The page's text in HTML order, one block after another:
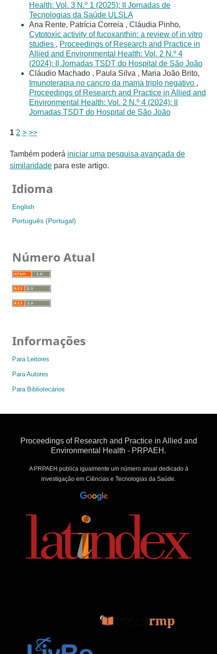
Health: Vol. 3 N.º 1 (2025): II Jornadas de
Tecnologias da Saúde ULSLA
Ana Rente, Patrícia Correia , Cláudia Pinho,
Cytotoxic activity of fucoxanthin: a review of in vitro
studies , Proceedings of Research and Practice in
Allied and Environmental Health: Vol. 2 N.º 4
(2024): II Jornadas TSDT do Hospital de São João
Cláudio Machado , Paula Silva , Maria João Brito,
Imunoterapia no cancro da mama triplo negativo ,
Proceedings of Research and Practice in Allied and
Environmental Health: Vol. 2 N.º 4 (2024): II
Jornadas TSDT do Hospital de São João
1 2 > >>
Também poderá iniciar uma pesquisa avançada de
similaridadepara este artigo.
Idioma
English
Português (Portugal)
Número Atual
Informações
Para Leitores
Para Autores
Para Bibliotecários
Proceedings of Research and Practice in Allied and
Environmental Health - PRPAEH.
A PRPAEH publica igualmente um número anual dedicado à
investigação em Ciências e Tecnologias da Saúde.